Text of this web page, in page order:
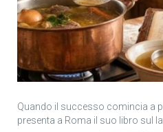
Quando il successo comincia a
presenta a Roma il suo libro sul